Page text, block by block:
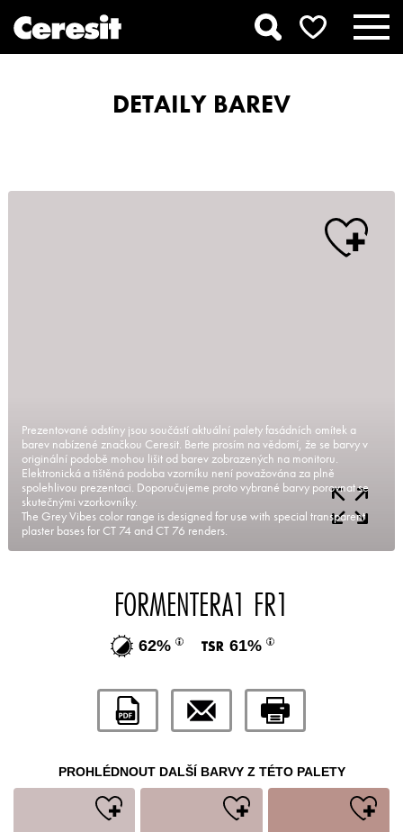
DETAILY BAREV
Prezentované odstíny jsou součástí aktuální palety fasádních omítek a
barev nabízené značkou Ceresit. Berte prosím na vědomí, že se barvy v
originální podobě mohou lišit od barev zobrazených na monitoru.
Elektronická a tištěná podoba vzorníku není považována za plně
spolehlivou prezentaci. Doporučujeme proto vybrané barvy porovnat se
skutečnými vzorkovníky.
The Grey Vibes color range is designed for use with special transparent
plaster bases for CT 74 and CT 76 renders.
FORMENTERA1 FR1
62% 61%
PROHLÉDNOUT DALŠÍ BARVY Z TÉTO PALETY